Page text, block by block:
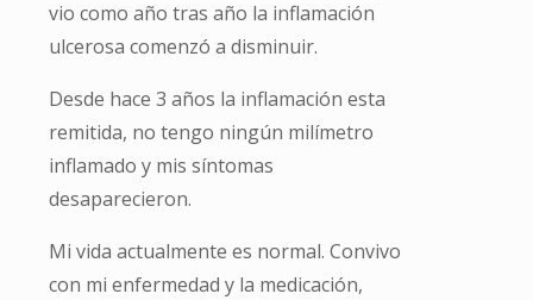
vio como año tras año la inflamación
ulcerosa comenzó a disminuir.
Desde hace 3 años la inflamación esta
remitida, no tengo ningún milímetro
inflamado y mis síntomas
desaparecieron.
Mi vida actualmente es normal. Convivo
con mi enfermedad y la medicación,